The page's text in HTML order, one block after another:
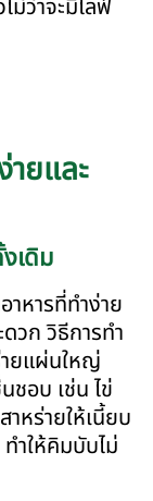
ม่ว่าจะมีไลฟ์
ายและ
เดิม
หารที่ทำง่าย
วก วิธีการทำ
ยแผ่นใหญ่
ชอบ เช่น ไข่
หร่ายให้เนี้ยบ
ำให้คิมบับไม่